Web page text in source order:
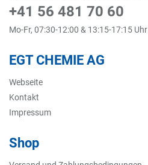
+41 56 481 70 60
Mo-Fr, 07:30-12:00 & 13:15-17:15 Uhr
EGT CHEMIE AG
Webseite
Kontakt
Impressum
Shop